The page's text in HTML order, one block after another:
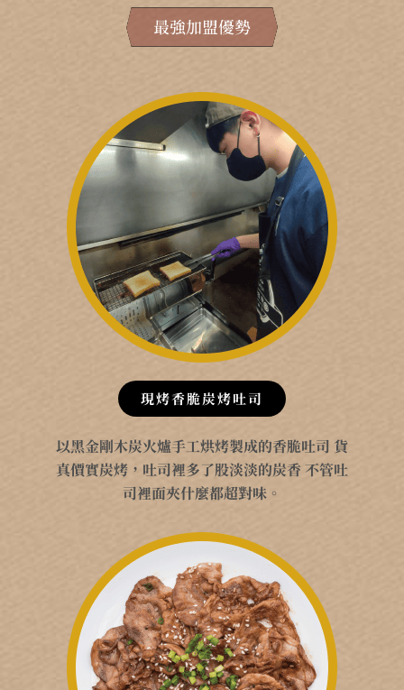
最強加盟優勢
現烤香脆炭烤吐司
以黑金剛木炭火爐手工烘烤製成的香脆吐司 貨
真價實炭烤，吐司裡多了股淡淡的炭香 不管吐
司裡面夾什麼都超對味。